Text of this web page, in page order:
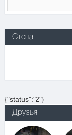
Стена
{"status":"2"}
Друзья